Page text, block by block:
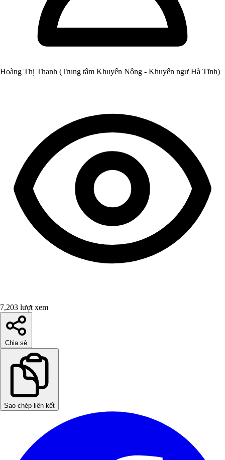
Hoàng Thị Thanh (Trung tâm Khuyến Nông - Khuyến ngư Hà Tĩnh)
7,203 lượt xem
Chia sẻ
Sao chép liên kết